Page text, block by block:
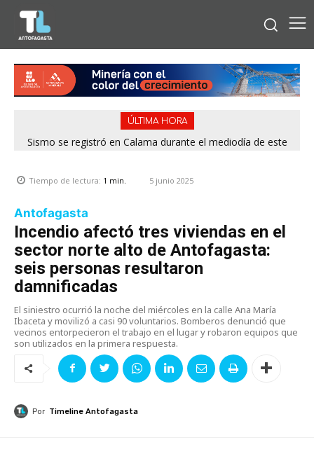
ÚLTIMA HORA
Sismo se registró en Calama durante el mediodía de este
Tiempo de lectura: 1 min. 5 junio 2025
Antofagasta
Incendio afectó tres viviendas en el
sector norte alto de Antofagasta:
seis personas resultaron
damnificadas
El siniestro ocurrió la noche del miércoles en la calle Ana María
Ibaceta y movilizó a casi 90 voluntarios. Bomberos denunció que
vecinos entorpecieron el trabajo en el lugar y robaron equipos que
son utilizados en la primera respuesta.
Por Timeline Antofagasta